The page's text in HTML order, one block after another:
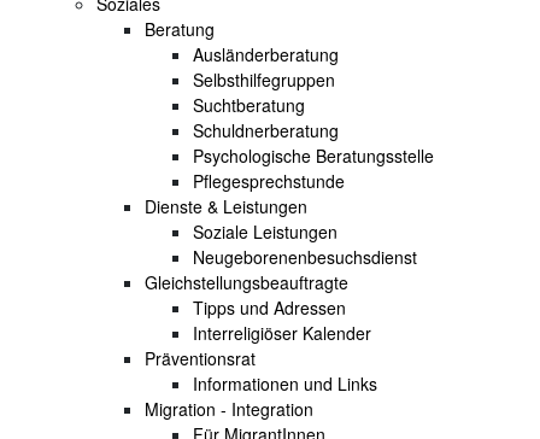
Beratung
Ausländerberatung
Selbsthilfegruppen
Suchtberatung
Schuldnerberatung
Psychologische Beratungsstelle
Pflegesprechstunde
Dienste & Leistungen
Soziale Leistungen
Neugeborenenbesuchsdienst
Gleichstellungsbeauftragte
Tipps und Adressen
Interreligiöser Kalender
Präventionsrat
Informationen und Links
Migration - Integration
Für MigrantInnen